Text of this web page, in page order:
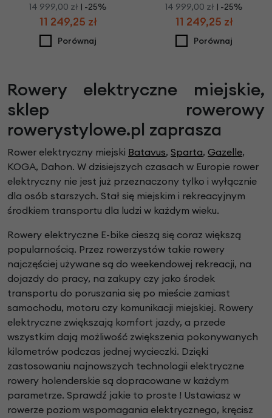
14 999,00 zł | -25%
11 249,25 zł
Porównaj
14 999,00 zł | -25%
11 249,25 zł
Porównaj
Rowery elektryczne miejskie,
sklep rowerowy
rowerystylowe.pl zaprasza
Rower elektryczny miejski Batavus, Sparta, Gazelle,
KOGA, Dahon. W dzisiejszych czasach w Europie rower
elektryczny nie jest już przeznaczony tylko i wyłącznie
dla osób starszych. Stał się miejskim i rekreacyjnym
środkiem transportu dla ludzi w każdym wieku.
Rowery elektryczne E-bike cieszą się coraz większą
popularnością. Przez rowerzystów takie rowery
najczęściej używane są do weekendowej rekreacji, na
dojazdy do pracy, na zakupy czy jako środek
transportu do poruszania się po mieście zamiast
samochodu, motoru czy komunikacji miejskiej. Rowery
elektryczne zwiększają komfort jazdy, a przede
wszystkim dają możliwość zwiększenia pokonywanych
kilometrów podczas jednej wycieczki. Dzięki
zastosowaniu najnowszych technologii elektryczne
rowery holenderskie są dopracowane w każdym
parametrze. Sprawdź jakie to proste ! Ustawiasz w
rowerze poziom wspomagania elektrycznego, kręcisz